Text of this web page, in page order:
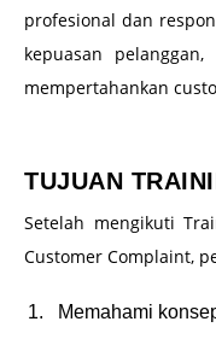
profesional dan
kepuasan
mempertahankan
TUJUAN
Setelah mengikuti
Customer Complaint,
Memahami